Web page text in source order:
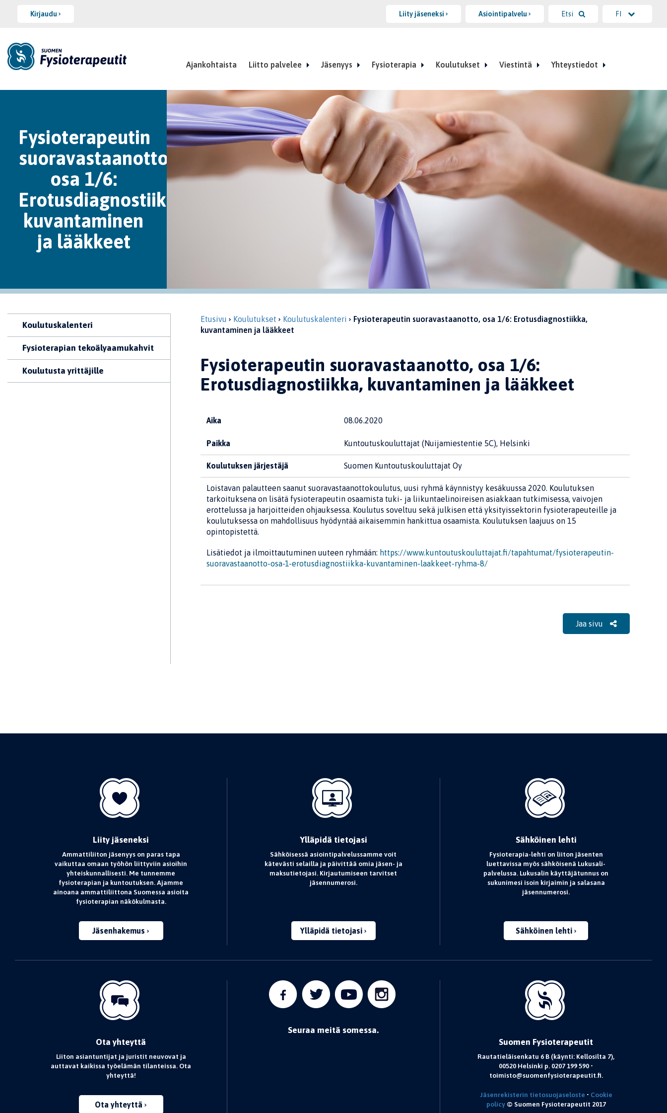
Kirjaudu Liity jäseneksi Asiointipalvelu Etsi FI
Ajankohtaista Liitto palvelee Jäsenyys Fysioterapia Koulutukset Viestintä Yhteystiedot
Fysioterapeutin
suoravastaanotto,
osa 1/6:
Erotusdiagnostiikka,
kuvantaminen
ja lääkkeet
Koulutuskalenteri
Fysioterapian tekoälyaamukahvit
Koulutusta yrittäjille
Etusivu Koulutukset Koulutuskalenteri
Fysioterapeutin suoravastaanotto, osa 1/6: Erotusdiagnostiikka,
kuvantaminen ja lääkkeet
Fysioterapeutin suoravastaanotto, osa 1/6:
Erotusdiagnostiikka, kuvantaminen ja lääkkeet
Aika 08.06.2020
Paikka Kuntoutuskouluttajat (Nuijamiestentie 5C), Helsinki
Koulutuksen järjestäjä Suomen Kuntoutuskouluttajat Oy
Loistavan palautteen saanut suoravastaanottokoulutus, uusi ryhmä käynnistyy kesäkuussa 2020. Koulutuksen
tarkoituksena on lisätä fysioterapeutin osaamista tuki- ja liikuntaelinoireisen asiakkaan tutkimisessa, vaivojen
erottelussa ja harjoitteiden ohjauksessa. Koulutus soveltuu sekä julkisen että yksityissektorin fysioterapeuteille ja
koulutuksessa on mahdollisuus hyödyntää aikaisemmin hankittua osaamista. Koulutuksen laajuus on 15
opintopistettä.
Lisätiedot ja ilmoittautuminen uuteen ryhmään: https://www.kuntoutuskouluttajat.fi/tapahtumat/fysioterapeutin-
suoravastaanotto-osa-1-erotusdiagnostiikka-kuvantaminen-laakkeet-ryhma-8/
Jaa sivu
Liity jäseneksi
Ammattiliiton jäsenyys on paras tapa
vaikuttaa omaan työhön liittyviin asioihin
yhteiskunnallisesti. Me tunnemme
fysioterapian ja kuntoutuksen. Ajamme
ainoana ammattiliittona Suomessa asioita
fysioterapian näkökulmasta.
Jäsenhakemus
Ylläpidä tietojasi
Sähköisessä asiointipalvelussamme voit
kätevästi selailla ja päivittää omia jäsen- ja
maksutietojasi. Kirjautumiseen tarvitset
jäsennumerosi.
Ylläpidä tietojasi
Sähköinen lehti
Fysioterapia-lehti on liiton jäsenten
luettavissa myös sähköisenä Lukusali-
palvelussa. Lukusalin käyttäjätunnus on
sukunimesi isoin kirjaimin ja salasana
jäsennumerosi.
Sähköinen lehti
Ota yhteyttä
Liiton asiantuntijat ja juristit neuvovat ja
auttavat kaikissa työelämän tilanteissa. Ota
yhteyttä!
Ota yhteyttä
Seuraa meitä somessa.
Suomen Fysioterapeutit
Rautatieläisenkatu 6 B (käynti: Kellosilta 7),
00520 Helsinki p. 0207 199 590 •
toimisto@suomenfysioterapeutit.fi.
Jäsenrekisterin tietosuojaseloste • Cookie
policy© Suomen Fysioterapeutit 2017